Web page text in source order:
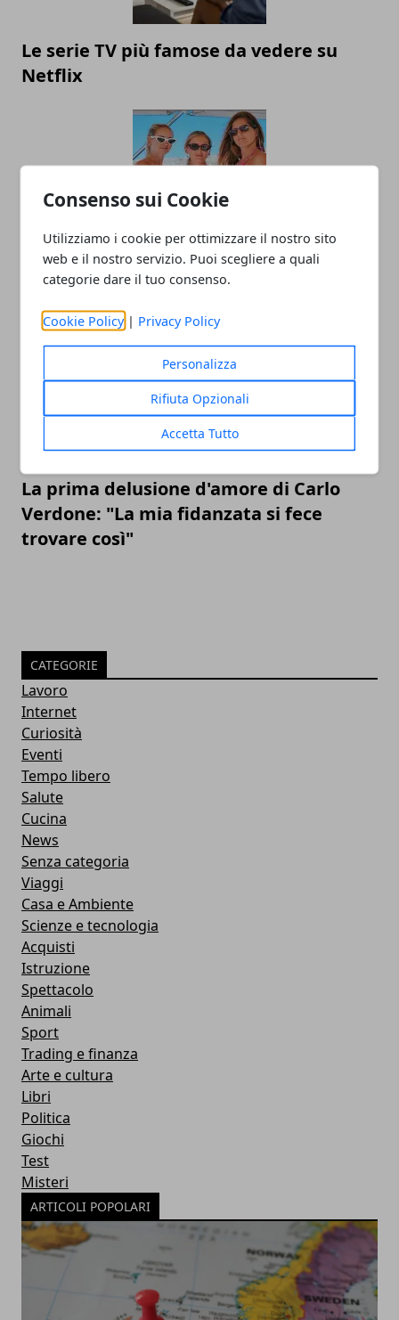
Consenso sui Cookie
Utilizziamo i cookie per ottimizzare il nostro sito
web e il nostro servizio. Puoi scegliere a quali
categorie dare il tuo consenso.
Cookie Policy | Privacy Policy
Personalizza
Rifiuta Opzionali
Accetta Tutto
Le serie TV più famose da vedere su
Netflix
Chiara Ferragni e le sorelle insultate sul
web: "Tozze e cicce"
La prima delusione d'amore di Carlo
Verdone: "La mia fidanzata si fece
trovare così"
CATEGORIE
Lavoro
Internet
Curiosità
Eventi
Tempo libero
Salute
Cucina
News
Senza categoria
Viaggi
Casa e Ambiente
Scienze e tecnologia
Acquisti
Istruzione
Spettacolo
Animali
Sport
Trading e finanza
Arte e cultura
Libri
Politica
Giochi
Test
Misteri
ARTICOLI POPOLARI